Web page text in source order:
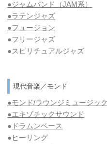
●ジャムバンド（JAM系）
●ラテンジャズ
●フュージョン
●フリージャズ
●スピリチュアルジャズ
現代音楽／モンド
●モンド/ラウンジミュージック
●エキゾチックサウンド
● ドラムンベース
●ヒーリング